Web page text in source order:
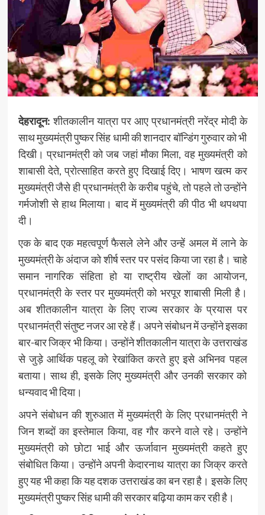
देहरादून: शीतकालीन यात्रा पर आए प्रधानमंत्री नरेंद्र मोदी के
साथ मुख्यमंत्री पुष्कर सिंह धामी की शानदार बॉन्डिंग गुरुवार को भी
दिखी। प्रधानमंत्री को जब जहां मौका मिला, वह मुख्यमंत्री को
शाबासी देते, प्रोत्साहित करते हुए दिखाई दिए। भाषण खत्म कर
मुख्यमंत्री जैसे ही प्रधानमंत्री के करीब पहुंचे, तो पहले तो उन्होंने
गर्मजोशी से हाथ मिलाया। बाद में मुख्यमंत्री की पीठ भी थपथपा
दी।
एक के बाद एक महत्वपूर्ण फैसले लेने और उन्हें अमल में लाने के
मुख्यमंत्री के अंदाज को शीर्ष स्तर पर पसंद किया जा रहा है। चाहे
समान नागरिक संहिता हो या राष्ट्रीय खेलों का आयोजन,
प्रधानमंत्री के स्तर पर मुख्यमंत्री को भरपूर शाबासी मिली है।
अब शीतकालीन यात्रा के लिए राज्य सरकार के प्रयास पर
प्रधानमंत्री संतुष्ट नजर आ रहे हैं। अपने संबोधन में उन्होंने इसका
बार-बार जिक्र भी किया। उन्होंने शीतकालीन यात्रा के उत्तराखंड
से जुड़े आर्थिक पहलू को रेखांकित करते हुए इसे अभिनव पहल
बताया। साथ ही, इसके लिए मुख्यमंत्री और उनकी सरकार को
धन्यवाद भी दिया।
अपने संबोधन की शुरुआत में मुख्यमंत्री के लिए प्रधानमंत्री ने
जिन शब्दों का इस्तेमाल किया, वह गौर करने वाले रहे। उन्होंने
मुख्यमंत्री को छोटा भाई और ऊर्जावान मुख्यमंत्री कहते हुए
संबोधित किया। उन्होंने अपनी केदारनाथ यात्रा का जिक्र करते
हुए यह भी कहा कि यह दशक उत्तराखंड का बन रहा है। इसके लिए
मुख्यमंत्री पुष्कर सिंह धामी की सरकार बढ़िया काम कर रही है।